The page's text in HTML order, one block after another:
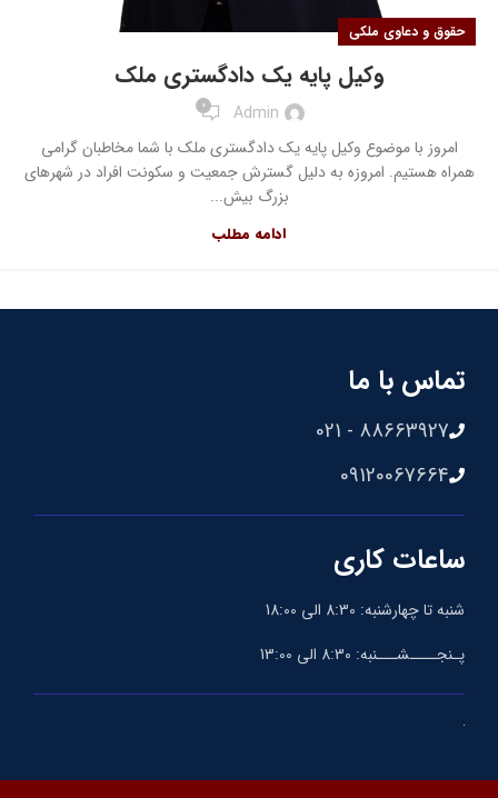
حقوق و دعاوی ملکی
وکیل پایه یک دادگستری ملک
Admin
0
امروز با موضوع وکیل پایه یک دادگستری ملک با شما مخاطبان گرامی
همراه هستیم. امروزه به دلیل گسترش جمعیت و سکونت افراد در شهرهای
بزرگ بیش...
ادامه مطلب
تماس با ما
88663927 - 021
09120067664
ساعات کاری
شنبه تا چهارشنبه: 8:30 الی 18:00
پـنجــــشـــنبه: 8:30 الی 13:00